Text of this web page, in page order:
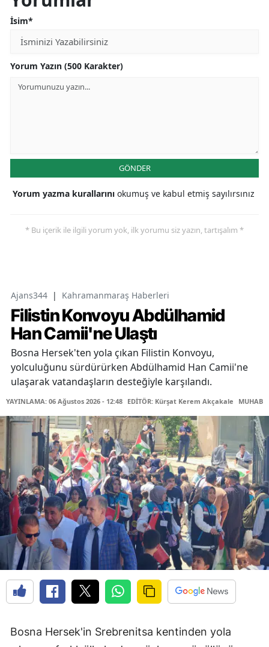
İsim*
Yorum Yazın (500 Karakter)
GÖNDER
Yorum yazma kurallarını okumuş ve kabul etmiş sayılırsınız
* Bu içerik ile ilgili yorum yok, ilk yorumu siz yazın, tartışalım *
Ajans344 | Kahramanmaraş Haberleri
Filistin Konvoyu Abdülhamid
Han Camii'ne Ulaştı
Bosna Hersek'ten yola çıkan Filistin Konvoyu,
yolculuğunu sürdürürken Abdülhamid Han Camii'ne
ulaşarak vatandaşların desteğiyle karşılandı.
YAYINLAMA: 06 Ağustos 2026 - 12:48 EDİTÖR: Kürşat Kerem Akçakale
Bosna Hersek'in Srebrenitsa kentinden yola